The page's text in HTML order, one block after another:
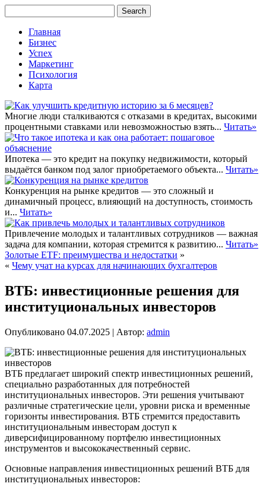
Главная
Бизнес
Успех
Маркетинг
Психология
Карта
Многие люди сталкиваются с отказами в кредитах, высокими
процентными ставками или невозможностью взять... Читать»
Ипотека — это кредит на покупку недвижимости, который
выдаётся банком под залог приобретаемого объекта... Читать»
Конкуренция на рынке кредитов — это сложный и
динамичный процесс, влияющий на доступность, стоимость
и... Читать»
Привлечение молодых и талантливых сотрудников — важная
задача для компании, которая стремится к развитию... Читать»
Золотые ETF: преимущества и недостатки »
« Чему учат на курсах для начинающих бухгалтеров
ВТБ: инвестиционные решения для
институциональных инвесторов
Опубликовано 04.07.2025 | Автор: admin
ВТБ предлагает широкий спектр инвестиционных решений,
специально разработанных для потребностей
институциональных инвесторов. Эти решения учитывают
различные стратегические цели, уровни риска и временные
горизонты инвестирования. ВТБ стремится предоставить
институциональным инвесторам доступ к
диверсифицированному портфелю инвестиционных
инструментов и высококачественный сервис.
Основные направления инвестиционных решений ВТБ для
институциональных инвесторов: